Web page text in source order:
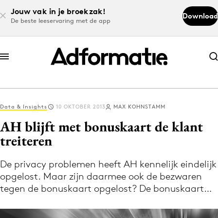
Jouw vak in je broekzak!
De beste leeservaring met de app
Download
Abonneer nu
Abonneer nu
Log in
Volg het laatste nieuws via de Adformatie
Nieuws app
Data & Insights 10 OKTOBER 2013 MAX KOHNSTAMM
AH blijft met bonuskaart de klant
treiteren
De privacy problemen heeft AH kennelijk eindelijk
opgelost. Maar zijn daarmee ook de bezwaren
tegen de bonuskaart opgelost? De bonuskaart…